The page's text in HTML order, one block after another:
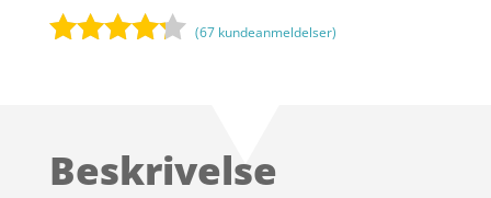
på
(67 kundeanmeldelser)
Beskrivelse